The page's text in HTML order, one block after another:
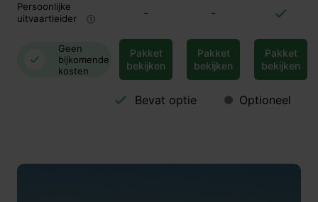
Persoonlijke
uitvaartleider
- -
Geen
bijkomende
kosten
Pakket
bekijken
Pakket
bekijken
Pakket
bekijken
Bevat optie Optioneel